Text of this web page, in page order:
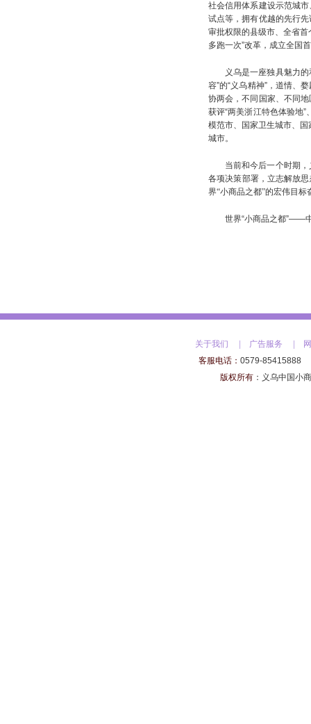
社会信用体系建设示范城
试点等，拥有优越的先行
审批权限的县级市、全省
多跑一次”改革，成立全国
义乌是一座独具魅力
容”的“义乌精神”，道情、
协两会，不同国家、不同
获评“两美浙江特色体验地
模范市、国家卫生城市、
城市。
当前和今后一个时期
各项决策部署，立志解放
界“小商品之都”的宏伟目标
世界“小商品之都”——
关于我们 广告服务
客服电话： 0579-85415888
版权所有： 义乌中国小